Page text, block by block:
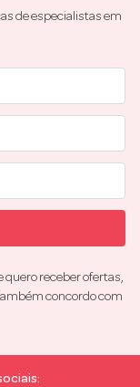
de especialistas em
quero receber ofertas,
concordo com